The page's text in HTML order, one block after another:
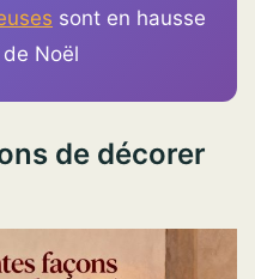
sont en hausse
Noël
de décorer